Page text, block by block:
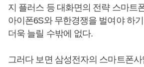
지 플러스 등 대화면의 전략 스마트
아이폰6S와 무한경쟁을 벌여야 하
더욱 늘릴 수밖에 없다.
그러다 보면 삼성전자의 스마트폰